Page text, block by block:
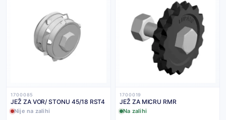
1700085
JEŽ ZA VOR/ STONU 45/18 RST4
Nije na zalihi
1700019
JEŽ ZA MICRU RMR
Na zalihi